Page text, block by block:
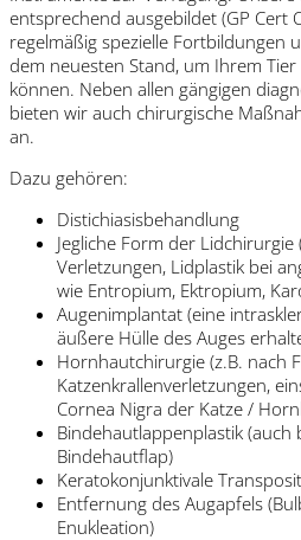
entsprechend ausgebildet (GP Cert
regelmäßig spezielle Fortbildungen
dem neuesten Stand, um Ihrem
können. Neben allen gängigen
bieten wir auch chirurgische
an.
Dazu gehören:
Distichiasisbehandlung
Jegliche Form der
Verletzungen, Lidplastik bei
wie Entropium, Ektropium,
Augenimplantat (eine
äußere Hülle des Auges
Hornhautchirurgie (z.B. nach
Katzenkrallenverletzungen,
Cornea Nigra der Katze /
Bindehautlappenplastik
Bindehautflap)
Keratokonjunktivale
Entfernung des Augapfels
Enukleation)